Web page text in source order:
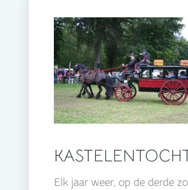
Elk jaar weer, op de derde